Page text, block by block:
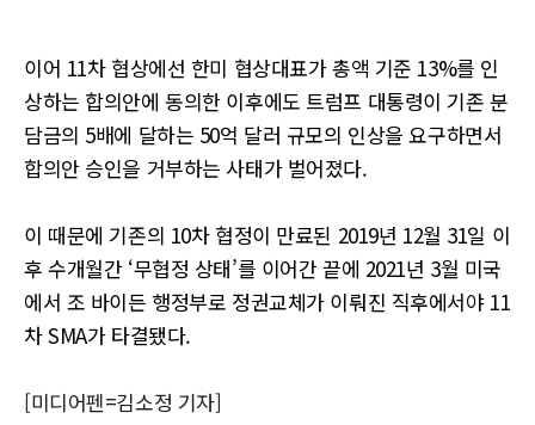
이어 11차 협상에선 한미 협상대표가 총액 기준 13%를 인
상하는 합의안에 동의한 이후에도 트럼프 대통령이 기존 분
담금의 5배에 달하는 50억 달러 규모의 인상을 요구하면서
합의안 승인을 거부하는 사태가 벌어졌다.
이 때문에 기존의 10차 협정이 만료된 2019년 12월 31일 이
후 수개월간 ‘무협정 상태’를 이어간 끝에 2021년 3월 미국
에서 조 바이든 행정부로 정권교체가 이뤄진 직후에서야 11
차 SMA가 타결됐다.
[미디어펜=김소정 기자]